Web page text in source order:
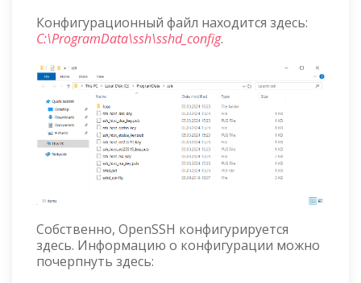
Конфигурационный файл находится здесь:
C:\ProgramData\ssh\sshd_config.
Собственно, OpenSSH конфигурируется
здесь. Информацию о конфигурации можно
почерпнуть здесь: